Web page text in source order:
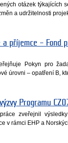
otázek týkajících
a udržitelnosti
a příjemce – Fond
Pokyn pro
úrovni – opatření B,
Programu
zveřejnil
v rámci EHP a